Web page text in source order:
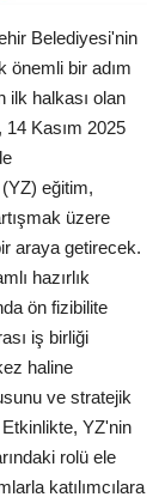
Belediyesi'nin
önemli bir adım
ilk halkası olan
, 14 Kasım 2025
eğitim,
üzere
araya getirecek.
hazırlık
ön fizibilite
iş birliği
haline
ve stratejik
YZ'nin
rolü ele
katılımcılara